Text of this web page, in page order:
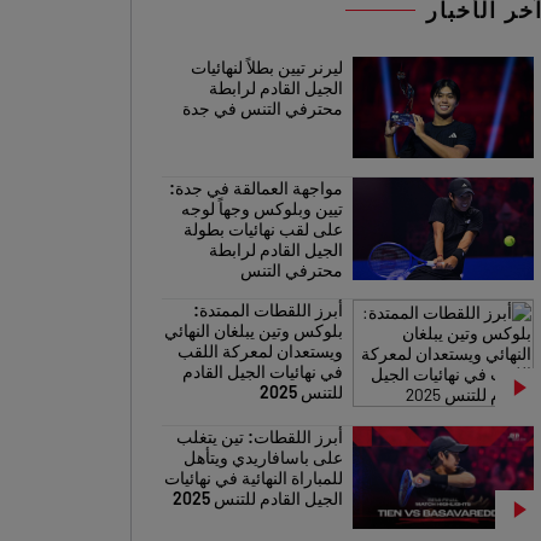
الأخبار
ليرنر تيين بطلاً لنهائيات
الجيل القادم لرابطة
محترفي التنس في جدة
مواجهة العمالقة في جدة:
تيين وبلوكس وجهاً لوجه
على لقب نهائيات بطولة
الجيل القادم لرابطة
محترفي التنس
أبرز اللقطات الممتدة:
بلوكس وتين يبلغان النهائي
ويستعدان لمعركة اللقب
في نهائيات الجيل القادم
للتنس 2025
أبرز اللقطات: تين يتغلب
على باسافاريدي ويتأهل
للمباراة النهائية في نهائيات
الجيل القادم للتنس 2025